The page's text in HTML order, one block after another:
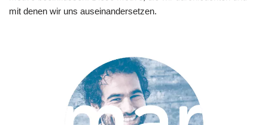
mit denen wir uns auseinandersetzen.